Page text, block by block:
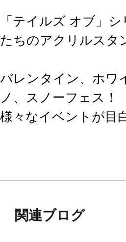
「テイルズ オブ」
たちのアクリルスタ
バレンタイン、ホワ
ノ、スノーフェス！
様々なイベントが目
全11種、オープンパ
関連ブログ